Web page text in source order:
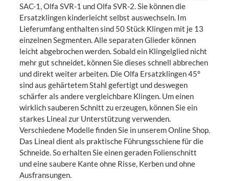
SAC-1, Olfa SVR-1 und Olfa SVR-2. Sie können die
Ersatzklingen kinderleicht selbst auswechseln. Im
Lieferumfang enthalten sind 50 Stück Klingen mit je 13
einzelnen Segmenten. Alle separaten Glieder können
leicht abgebrochen werden. Sobald ein Klingelglied nicht
mehr gut schneidet, können Sie dieses schnell abbrechen
und direkt weiter arbeiten. Die Olfa Ersatzklingen 45°
sind aus gehärtetem Stahl gefertigt und deswegen
schärfer als andere vergleichbare Klingen. Um einen
wirklich sauberen Schnitt zu erzeugen, können Sie ein
starkes Lineal zur Unterstützung verwenden.
Verschiedene Modelle finden Sie in unserem Online Shop.
Das Lineal dient als praktische Führungsschiene für die
Schneide. So erhalten Sie einen geraden Folienschnitt
und eine saubere Kante ohne Risse, Kerben und ohne
Ausfransungen.